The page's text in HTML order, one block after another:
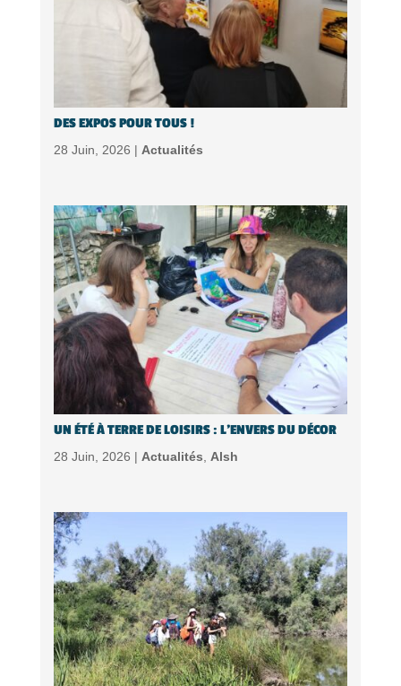
DES EXPOS POUR TOUS !
28 Juin, 2026 | Actualités
UN ÉTÉ À TERRE DE LOISIRS : L’ENVERS DU DÉCOR
28 Juin, 2026 | Actualités Alsh